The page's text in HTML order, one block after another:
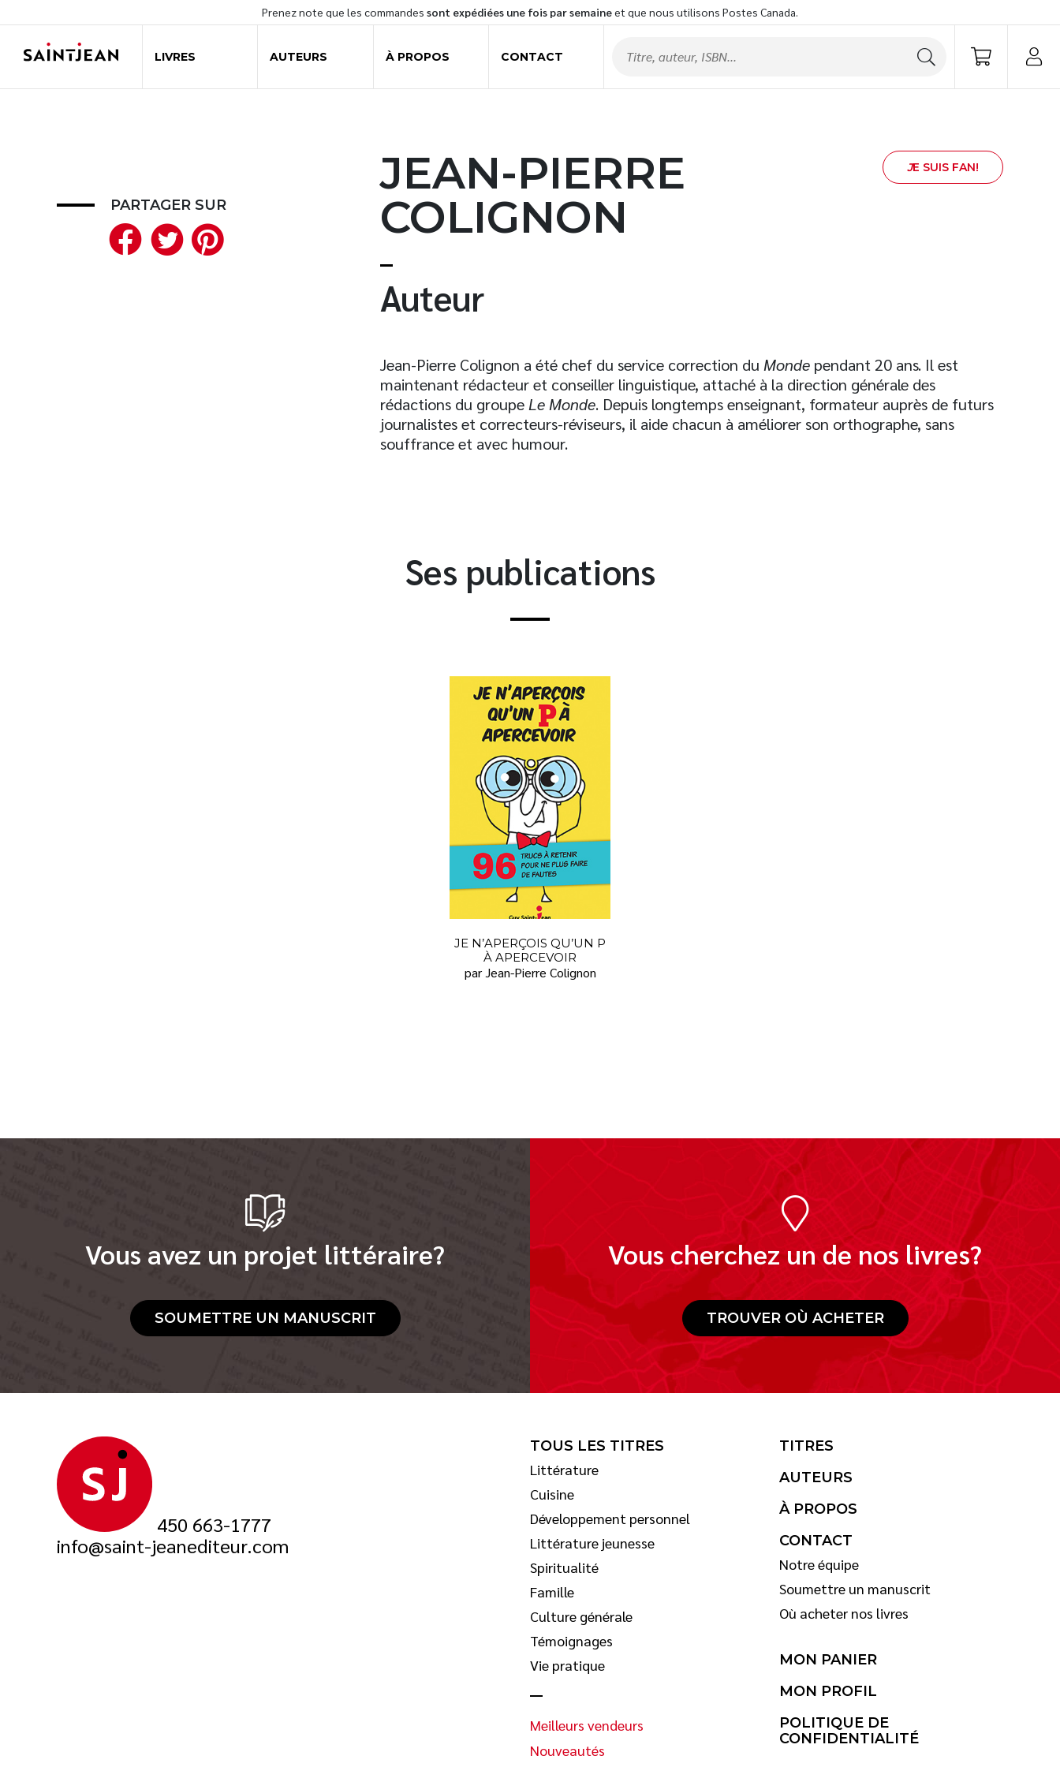
Prenez note que les commandes sont expédiées une fois par semaineet que nous utilisons Postes Canada.
LIVRES AUTEURS À PROPOS CONTACT
JEAN-PIERRE
COLIGNON
Auteur
JE SUIS FAN!
Jean-Pierre Colignon a été chef du service correction du Monde pendant 20 ans. Il est
maintenant rédacteur et conseiller linguistique, attaché à la direction générale des
rédactions du groupe Le Monde. Depuis longtemps enseignant, formateur auprès de futurs
journalistes et correcteurs-réviseurs, il aide chacun à améliorer son orthographe, sans
souffrance et avec humour.
PARTAGER SUR
Facebook
Twitter
Ses publications
JE N’APERÇOIS QU’UN P
À APERCEVOIR
par Jean-Pierre Colignon
Vous avez un projet littéraire?
SOUMETTRE UN MANUSCRIT
Vous cherchez un de nos livres?
TROUVER OÙ ACHETER
450 663-1777
info@saint-jeanediteur.com
TOUS LES TITRES
Littérature
Cuisine
Développement personnel
Littérature jeunesse
Spiritualité
Famille
Culture générale
Témoignages
Vie pratique
Meilleurs vendeurs
Nouveautés
TITRES
AUTEURS
À PROPOS
CONTACT
Notre équipe
Soumettre un manuscrit
Où acheter nos livres
MON PANIER
MON PROFIL
POLITIQUE DE
CONFIDENTIALITÉ